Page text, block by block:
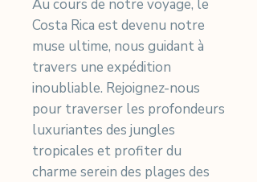
Au cours de notre voyage, le
Costa Rica est devenu notre
muse ultime, nous guidant à
travers une expédition
inoubliable. Rejoignez-nous
pour traverser les profondeurs
luxuriantes des jungles
tropicales et profiter du
charme serein des plages des